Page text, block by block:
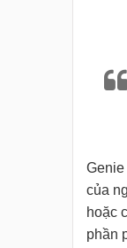
Genie
của
hoặc
phần